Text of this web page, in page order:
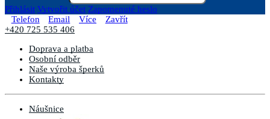
Přihlásit Vytvořit účet Zapomenuté heslo
Telefon
Email Více
Zavřít
+420 725 535 406
Doprava a platba
Osobní odběr
Naše výroba šperků
Kontakty
Náušnice